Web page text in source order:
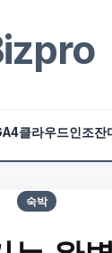
클라우드인조잔
숙박